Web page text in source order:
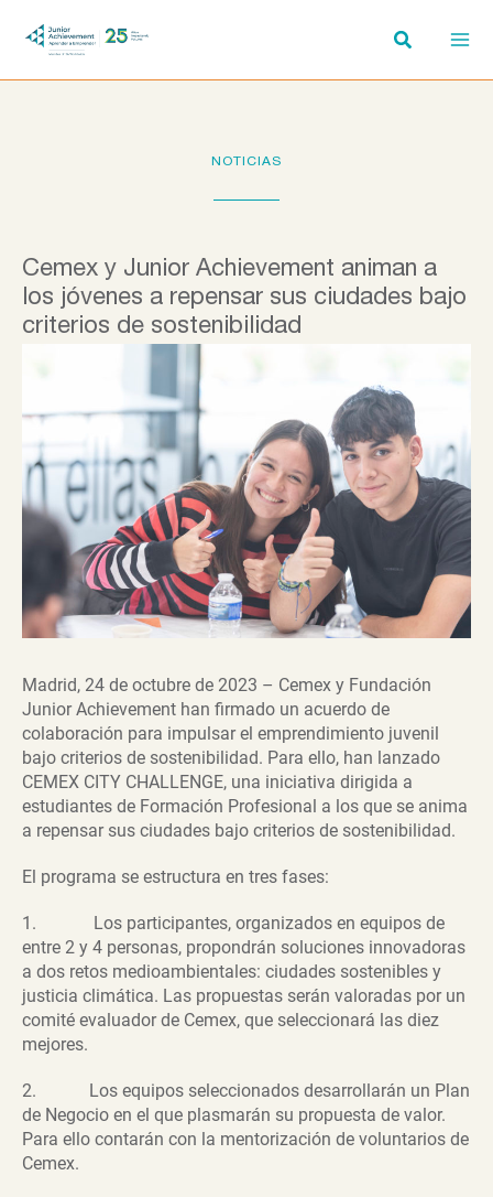
NOTICIAS
Cemex y Junior Achievement animan a
los jóvenes a repensar sus ciudades bajo
criterios de sostenibilidad
Madrid, 24 de octubre de 2023 – Cemex y Fundación
Junior Achievement han firmado un acuerdo de
colaboración para impulsar el emprendimiento juvenil
bajo criterios de sostenibilidad. Para ello, han lanzado
CEMEX CITY CHALLENGE, una iniciativa dirigida a
estudiantes de Formación Profesional a los que se anima
a repensar sus ciudades bajo criterios de sostenibilidad.
El programa se estructura en tres fases:
1. Los participantes, organizados en equipos de
entre 2 y 4 personas, propondrán soluciones innovadoras
a dos retos medioambientales: ciudades sostenibles y
justicia climática. Las propuestas serán valoradas por un
comité evaluador de Cemex, que seleccionará las diez
mejores.
2. Los equipos seleccionados desarrollarán un Plan
de Negocio en el que plasmarán su propuesta de valor.
Para ello contarán con la mentorización de voluntarios de
Cemex.